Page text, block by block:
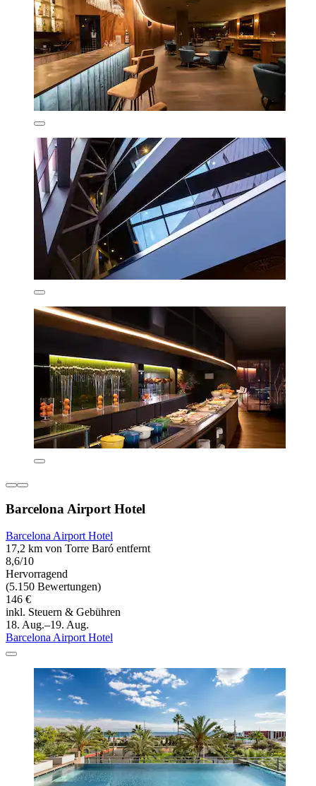
Barcelona Airport Hotel
Barcelona Airport Hotel
17,2 km von Torre Baró entfernt
8,6/10
Hervorragend
(5.150 Bewertungen)
146 €
inkl. Steuern & Gebühren
18. Aug.–19. Aug.
Barcelona Airport Hotel